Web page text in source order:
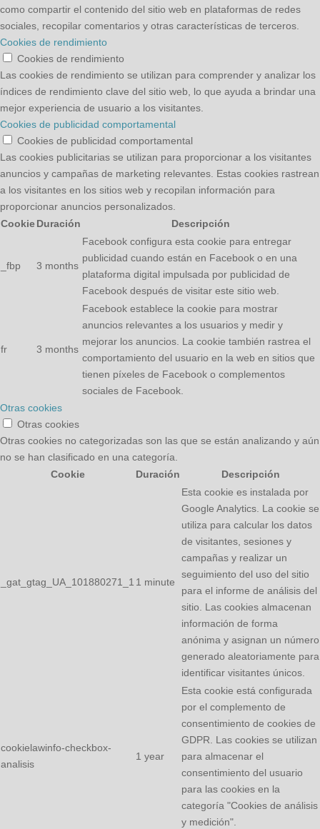
como compartir el contenido del sitio web en plataformas de redes
sociales, recopilar comentarios y otras características de terceros.
Cookies de rendimiento
Cookies de rendimiento
Las cookies de rendimiento se utilizan para comprender y analizar los
índices de rendimiento clave del sitio web, lo que ayuda a brindar una
mejor experiencia de usuario a los visitantes.
Cookies de publicidad comportamental
Cookies de publicidad comportamental
Las cookies publicitarias se utilizan para proporcionar a los visitantes
anuncios y campañas de marketing relevantes. Estas cookies rastrean
a los visitantes en los sitios web y recopilan información para
proporcionar anuncios personalizados.
CookieDuración Descripción
_fbp 3 months
Facebook configura esta cookie para entregar
publicidad cuando están en Facebook o en una
plataforma digital impulsada por publicidad de
Facebook después de visitar este sitio web.
fr 3 months
Facebook establece la cookie para mostrar
anuncios relevantes a los usuarios y medir y
mejorar los anuncios. La cookie también rastrea el
comportamiento del usuario en la web en sitios que
tienen píxeles de Facebook o complementos
sociales de Facebook.
Otras cookies
Otras cookies
Otras cookies no categorizadas son las que se están analizando y aún
no se han clasificado en una categoría.
Cookie
Duración Descripción
_gat_gtag_UA_101880271_1 1 minute
Esta cookie es instalada por
Google Analytics. La cookie se
utiliza para calcular los datos
de visitantes, sesiones y
campañas y realizar un
seguimiento del uso del sitio
para el informe de análisis del
sitio. Las cookies almacenan
información de forma
anónima y asignan un número
generado aleatoriamente para
identificar visitantes únicos.
cookielawinfo-checkbox-
analisis
1 year
Esta cookie está configurada
por el complemento de
consentimiento de cookies de
GDPR. Las cookies se utilizan
para almacenar el
consentimiento del usuario
para las cookies en la
categoría "Cookies de análisis
y medición".